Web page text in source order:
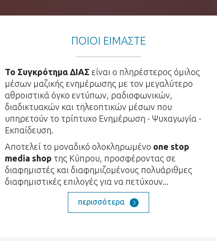
ΠΟΙΟΙ ΕΙΜΑΣΤΕ
Το Συγκρότημα ΔΙΑΣ είναι ο πληρέστερος όμιλος
μέσων μαζικής ενημέρωσης με τον μεγαλύτερο
αθροιστικά όγκο εντύπων, ραδιοφωνικών,
διαδικτυακών και τηλεοπτικών μέσων που
υπηρετούν το τρίπτυχο Ενημέρωση - Ψυχαγωγία -
Εκπαίδευση.
Αποτελεί το μοναδικό ολοκληρωμένο one stop
media shop της Κύπρου, προσφέροντας σε
διαφημιστές και διαφημιζομένους πολυάριθμες
διαφημιστικές επιλογές για να πετύχουν...
περισσότερα